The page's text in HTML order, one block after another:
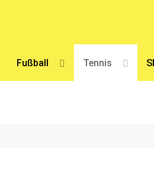
Fußball Tennis